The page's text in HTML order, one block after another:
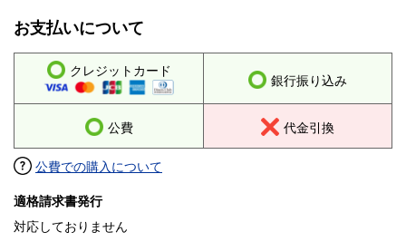
お支払いについて
クレジットカード
銀行振り込み
公費 代金引換
公費での購入について
適格請求書発行
対応しておりません